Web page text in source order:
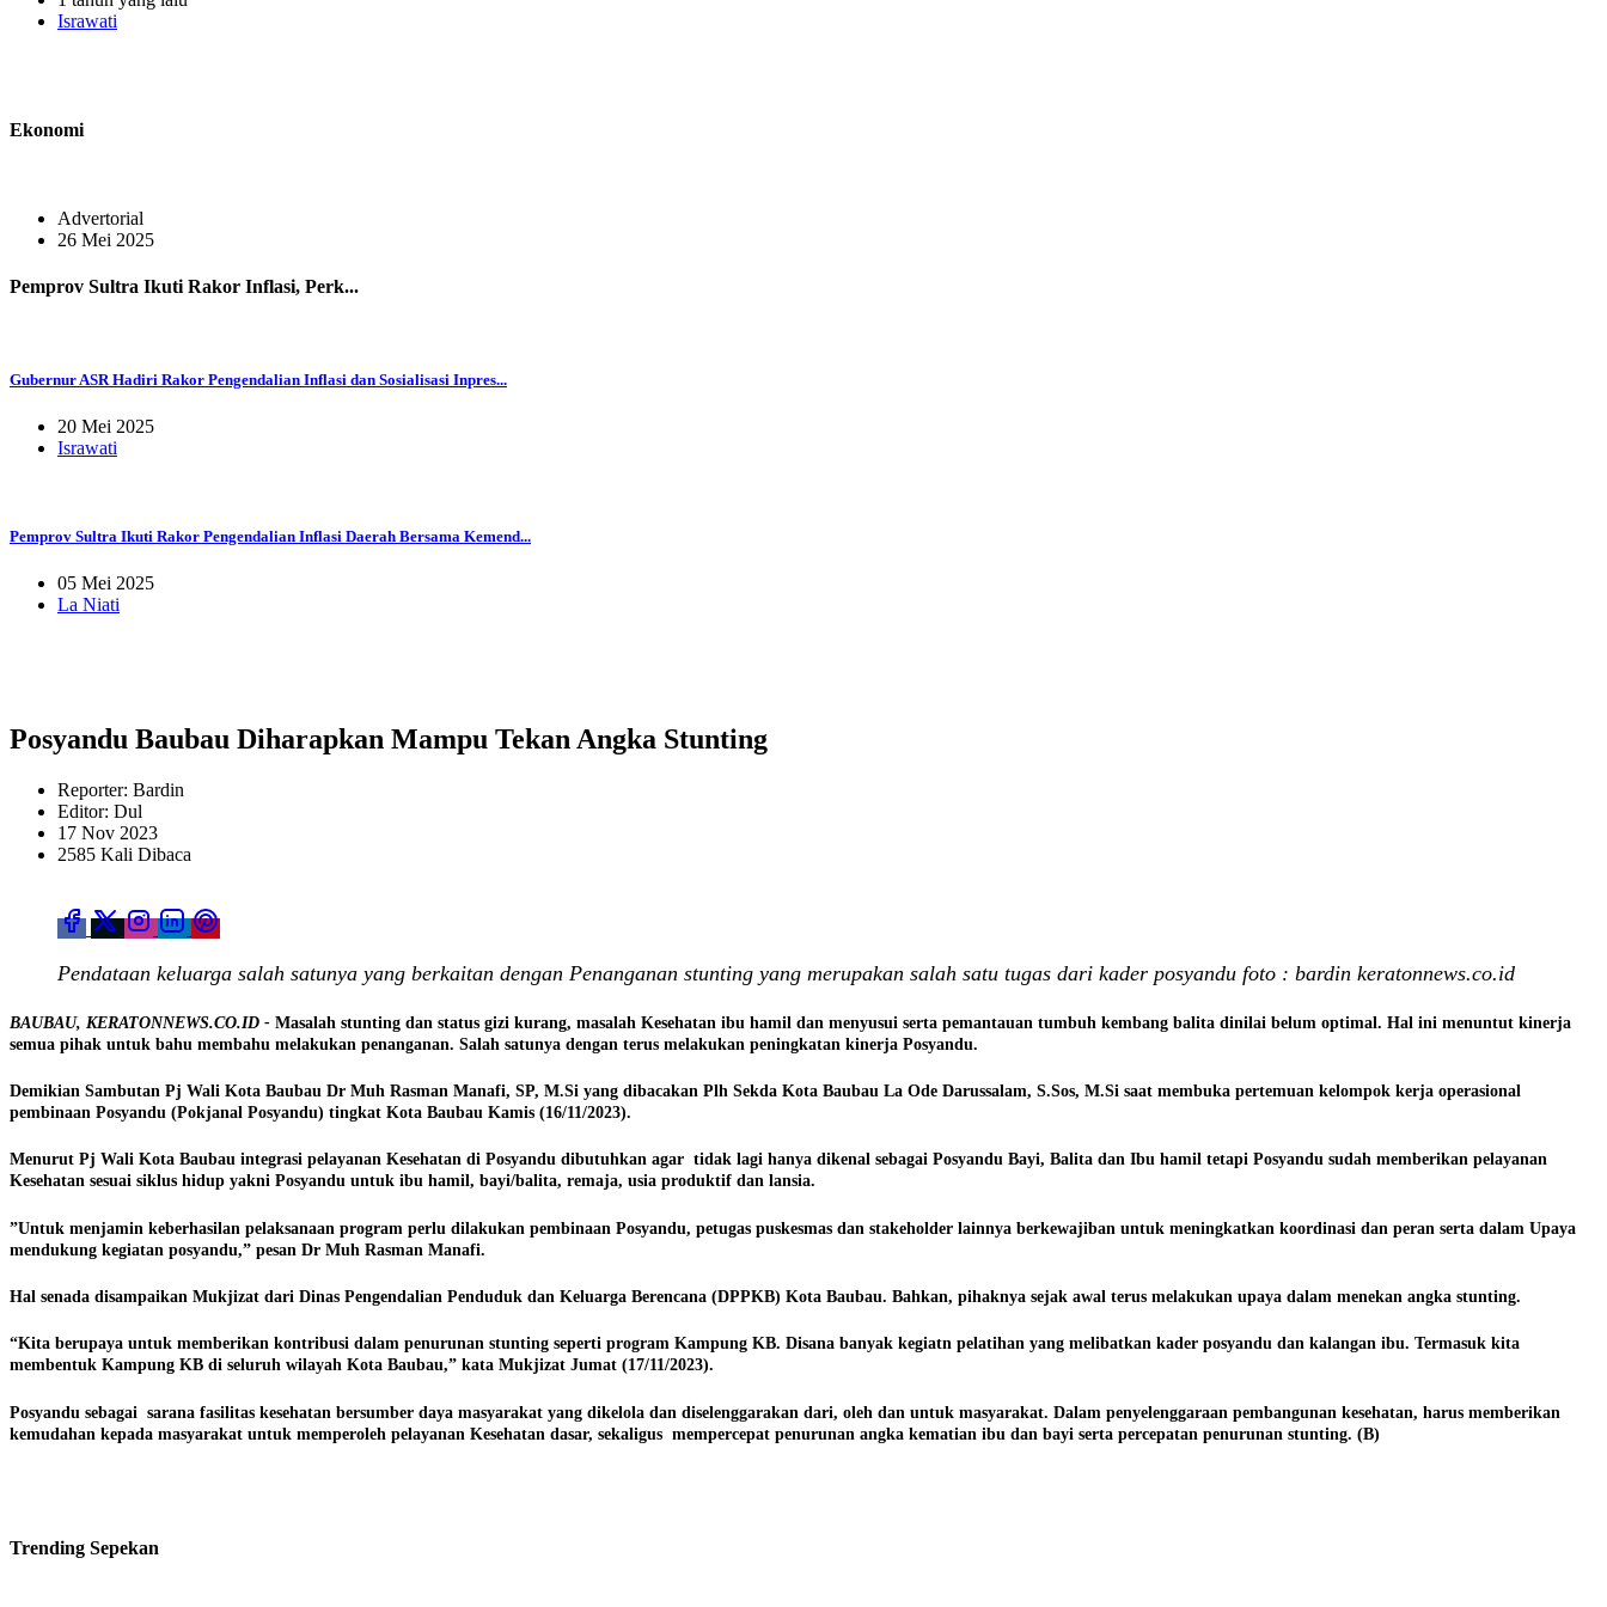
Israwati
Ekonomi
Advertorial
26 Mei 2025
Pemprov Sultra Ikuti Rakor Inflasi, Perk...
Gubernur ASR Hadiri Rakor Pengendalian Inflasi dan Sosialisasi Inpres...
20 Mei 2025
Israwati
Pemprov Sultra Ikuti Rakor Pengendalian Inflasi Daerah Bersama Kemend...
05 Mei 2025
La Niati
Posyandu Baubau Diharapkan Mampu Tekan Angka Stunting
Reporter: Bardin
Editor: Dul
17 Nov 2023
2585 Kali Dibaca
Pendataan keluarga salah satunya yang berkaitan dengan Penanganan stunting yang merupakan salah satu tugas dari kader posyandu foto : bardin keratonnews.co.id
BAUBAU, KERATONNEWS.CO.ID - Masalah stunting dan status gizi kurang, masalah Kesehatan ibu hamil dan menyusui serta pemantauan tumbuh kembang balita dinilai belum optimal. Hal ini menuntut kinerja
semua pihak untuk bahu membahu melakukan penanganan. Salah satunya dengan terus melakukan peningkatan kinerja Posyandu.
Demikian Sambutan Pj Wali Kota Baubau Dr Muh Rasman Manafi, SP, M.Si yang dibacakan Plh Sekda Kota Baubau La Ode Darussalam, S.Sos, M.Si saat membuka pertemuan kelompok kerja operasional
pembinaan Posyandu (Pokjanal Posyandu) tingkat Kota Baubau Kamis (16/11/2023).
Menurut Pj Wali Kota Baubau integrasi pelayanan Kesehatan di Posyandu dibutuhkan agar tidak lagi hanya dikenal sebagai Posyandu Bayi, Balita dan Ibu hamil tetapi Posyandu sudah memberikan pelayanan
Kesehatan sesuai siklus hidup yakni Posyandu untuk ibu hamil, bayi/balita, remaja, usia produktif dan lansia.
”Untuk menjamin keberhasilan pelaksanaan program perlu dilakukan pembinaan Posyandu, petugas puskesmas dan stakeholder lainnya berkewajiban untuk meningkatkan koordinasi dan peran serta dalam Upaya
mendukung kegiatan posyandu,” pesan Dr Muh Rasman Manafi.
Hal senada disampaikan Mukjizat dari Dinas Pengendalian Penduduk dan Keluarga Berencana (DPPKB) Kota Baubau. Bahkan, pihaknya sejak awal terus melakukan upaya dalam menekan angka stunting.
“Kita berupaya untuk memberikan kontribusi dalam penurunan stunting seperti program Kampung KB. Disana banyak kegiatn pelatihan yang melibatkan kader posyandu dan kalangan ibu. Termasuk kita
membentuk Kampung KB di seluruh wilayah Kota Baubau,” kata Mukjizat Jumat (17/11/2023).
Posyandu sebagai sarana fasilitas kesehatan bersumber daya masyarakat yang dikelola dan diselenggarakan dari, oleh dan untuk masyarakat. Dalam penyelenggaraan pembangunan kesehatan, harus memberikan
kemudahan kepada masyarakat untuk memperoleh pelayanan Kesehatan dasar, sekaligus mempercepat penurunan angka kematian ibu dan bayi serta percepatan penurunan stunting. (B)
Trending Sepekan